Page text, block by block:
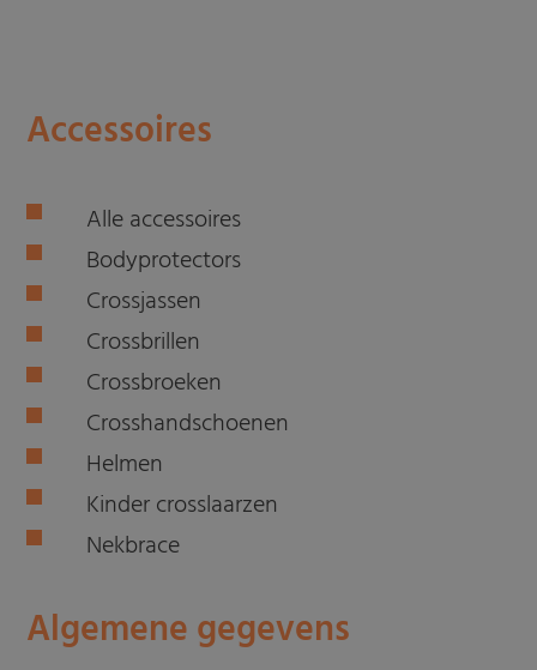
Accessoires
Alle accessoires
Bodyprotectors
Crossjassen
Crossbrillen
Crossbroeken
Crosshandschoenen
Helmen
Kinder crosslaarzen
Nekbrace
Algemene gegevens